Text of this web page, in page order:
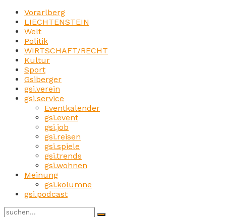
Vorarlberg
LIECHTENSTEIN
Welt
Politik
WIRTSCHAFT/RECHT
Kultur
Sport
Gsiberger
gsi.verein
gsi.service
Eventkalender
gsi.event
gsi.job
gsi.reisen
gsi.spiele
gsi.trends
gsi.wohnen
Meinung
gsi.kolumne
gsi.podcast